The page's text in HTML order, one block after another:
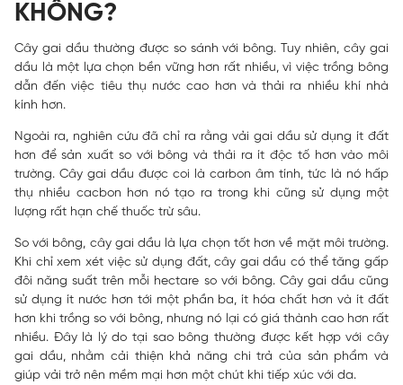
KHÔNG?
Cây gai dầu thường được so sánh với bông. Tuy nhiên, cây gai
dầu là một lựa chọn bền vững hơn rất nhiều, vì việc trồng bông
dẫn đến việc tiêu thụ nước cao hơn và thải ra nhiều khí nhà
kính hơn.
Ngoài ra, nghiên cứu đã chỉ ra rằng vải gai dầu sử dụng ít đất
hơn để sản xuất so với bông và thải ra ít độc tố hơn vào môi
trường. Cây gai dầu được coi là carbon âm tính, tức là nó hấp
thụ nhiều cacbon hơn nó tạo ra trong khi cũng sử dụng một
lượng rất hạn chế thuốc trừ sâu.
So với bông, cây gai dầu là lựa chọn tốt hơn về mặt môi trường.
Khi chỉ xem xét việc sử dụng đất, cây gai dầu có thể tăng gấp
đôi năng suất trên mỗi hectare so với bông. Cây gai dầu cũng
sử dụng ít nước hơn tới một phần ba, ít hóa chất hơn và ít đất
hơn khi trồng so với bông, nhưng nó lại có giá thành cao hơn rất
nhiều. Đây là lý do tại sao bông thường được kết hợp với cây
gai dầu, nhằm cải thiện khả năng chi trả của sản phẩm và
giúp vải trở nên mềm mại hơn một chút khi tiếp xúc với da.